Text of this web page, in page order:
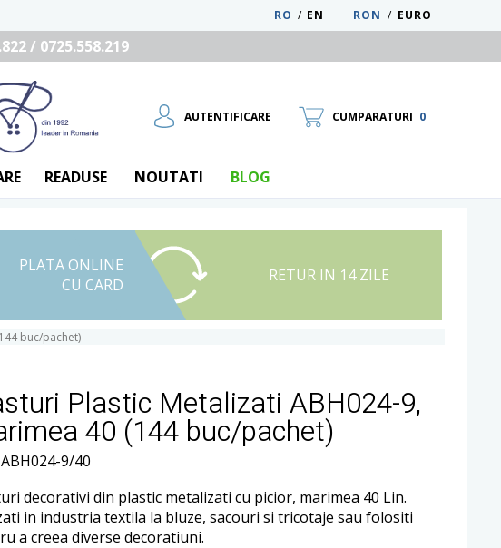
RON / EURO
EN
/
RO
/ 0725.558.219
AUTENTIFICARE
UTILIZATOR NOU
RECUPEREAZA PAROLA
CUMPARATURI 0
READUSE NOUTATI BLOG
PLATA ONLINE
CU CARD
RETUR IN 14 ZILE
buc/pachet)
Plastic Metalizati ABH024-9,
40 (144 buc/pachet)
9/40
decorativi din plastic metalizati cu picior, marimea 40 Lin.
in industria textila la bluze, sacouri si tricotaje sau folositi
a creea diverse decoratiuni.